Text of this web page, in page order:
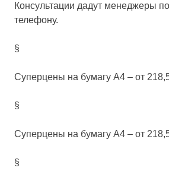
Консультации дадут менеджеры
телефону.
§
Суперцены на бумагу А4 – от
§
Суперцены на бумагу А4 – от
§